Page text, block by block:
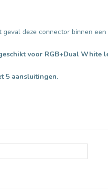
deze connector binnen
voor RGB+Dual White
5 aansluitingen.